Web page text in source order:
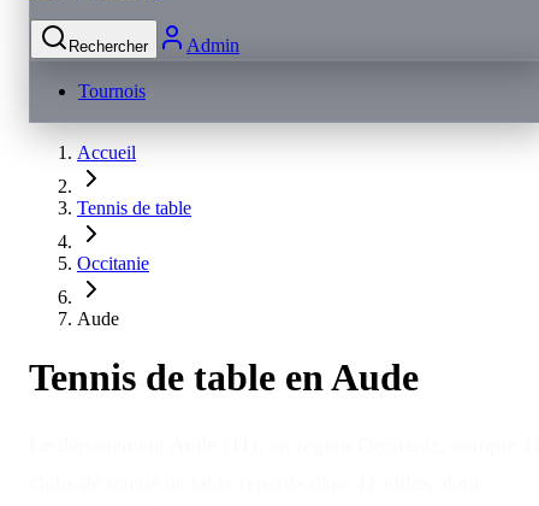
Rechercher Admin
Tournois
Accueil
Tennis de table
Occitanie
Aude
Tennis de table enAude